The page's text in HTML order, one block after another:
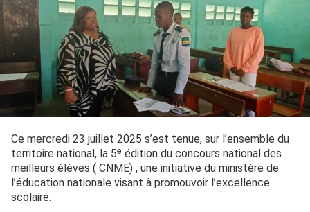
Ce mercredi 23 juillet 2025 s’est tenue, sur l’ensemble du
territoire national, la 5ᵉ édition du concours national des
meilleurs élèves ( CNME) , une initiative du ministère de
l’éducation nationale visant à promouvoir l’excellence
scolaire.